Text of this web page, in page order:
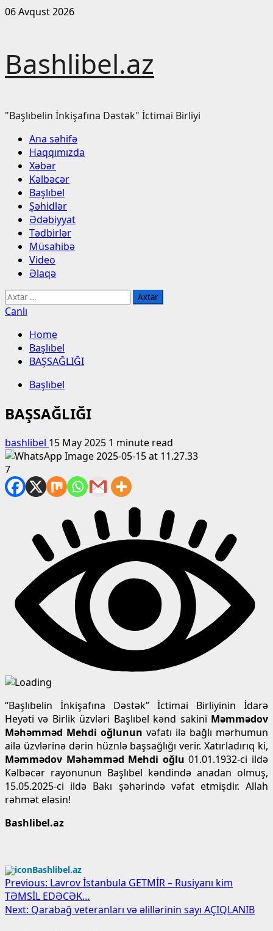
Skip
06 Avqust 2026
Bashlibel.az
"Başlıbelin İnkişafına Dəstək" İctimai Birliyi
Primary
Menu
Ana səhifə
Haqqımızda
Xəbər
Kəlbəcər
Başlıbel
Şəhidlər
Ədəbiyyat
Tədbirlər
Müsahibə
Video
Əlaqə
Axtarış:
Canlı
Home
Başlıbel
BAŞSAĞLIĞI
Başlıbel
BAŞSAĞLIĞI
bashlibel 15 May 2025 1 minute read
7
“Başlıbelin İnkişafına Dəstək” İctimai Birliyinin İdarə
Heyəti və Birlik üzvləri Başlıbel kənd sakini Məmmədov
Məhəmməd Mehdi oğlunun vəfatı ilə bağlı mərhumun
ailə üzvlərinə dərin hüznlə başsağlığı verir. Xatırladırıq ki,
Məmmədov Məhəmməd Mehdi oğlu 01.01.1932-ci ildə
Kəlbəcər rayonunun Başlıbel kəndində anadan olmuş,
15.05.2025-ci ildə Bakı şəhərində vəfat etmişdir. Allah
rəhmət eləsin!
Bashlibel.az
Bashlibel.az
Post
navigation
Previous: Lavrov İstanbula GETMİR – Rusiyanı kim
TƏMSİL EDƏCƏK…
Next: Qarabağ veteranları və əlillərinin sayı AÇIQLANIB